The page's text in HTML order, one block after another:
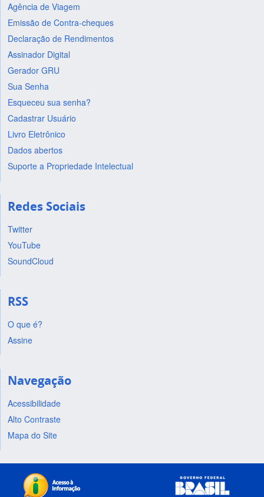
Agência de Viagem
Emissão de Contra-cheques
Declaração de Rendimentos
Assinador Digital
Gerador GRU
Sua Senha
Esqueceu sua senha?
Cadastrar Usuário
Livro Eletrônico
Dados abertos
Suporte a Propriedade Intelectual
Redes Sociais
Twitter
YouTube
SoundCloud
RSS
O que é?
Assine
Navegação
Acessibilidade
Alto Contraste
Mapa do Site